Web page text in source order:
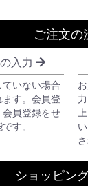
ご注文の
入力
いない場合
す。会員登
員登録をせ
す。
ショッピン